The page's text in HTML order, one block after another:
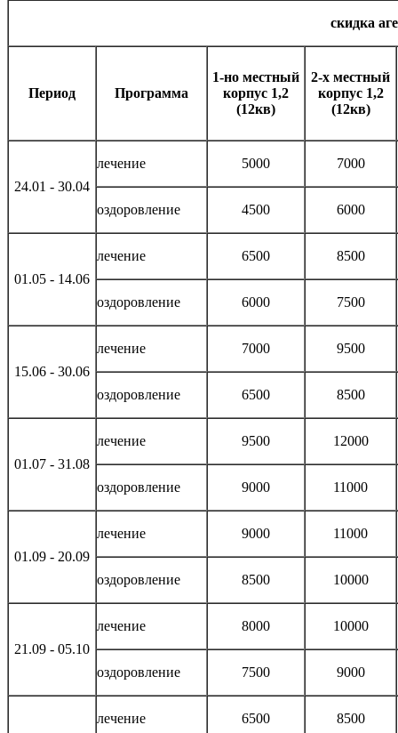
скидка
Период Программа
1-но местный
корпус 1,2
(12кв)
2-х местный
корпус 1,2
(12кв)
24.01 - 30.04
лечение 5000 7000
оздоровление 4500 6000
01.05 - 14.06
лечение 6500 8500
оздоровление 6000 7500
15.06 - 30.06
лечение 7000 9500
оздоровление 6500 8500
01.07 - 31.08
лечение 9500 12000
оздоровление 9000 11000
01.09 - 20.09
лечение 9000 11000
оздоровление 8500 10000
21.09 - 05.10
лечение 8000 10000
оздоровление 7500 9000
лечение 6500 8500